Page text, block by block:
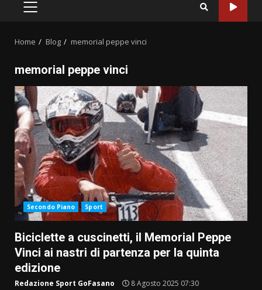
PRIMARY
Home Blog memorial peppe vinci
memorial peppe vinci
Secondo Piano Sport
Biciclette a cuscinetti, il Memorial Peppe
Vinci ai nastri di partenza per la quinta
edizione
Redazione Sport GoFasano 8 Agosto 2025 07:30